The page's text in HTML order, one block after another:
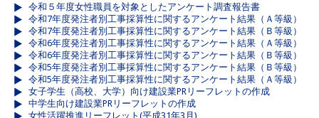
令和５年度女性職員を対象としたアンケート調査報告書
令和7年度発注者別工事採算性に関するアンケート結果（Ａ等級）
令和7年度発注者別工事採算性に関するアンケート結果（Ｂ等級）
令和6年度発注者別工事採算性に関するアンケート結果（Ａ等級）
令和6年度発注者別工事採算性に関するアンケート結果（Ｂ等級）
令和5年度発注者別工事採算性に関するアンケート結果（Ｂ等級）
令和5年度発注者別工事採算性に関するアンケート結果（Ａ等級）
女子学生（高校、大学）向け建設業PRリーフレットの作成
中学生向け建設業PRリーフレットの作成
女性活躍推進リーフレット(平成31年3月)